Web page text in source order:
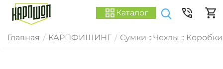
Каталог
Главная / КАРПФИШИНГ / Сумки :: Чехлы :: Коробки